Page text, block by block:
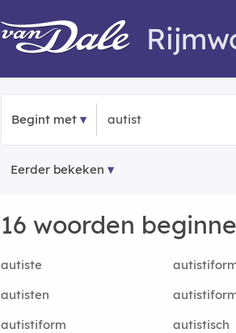
Begint met
Eerder bekeken
16 woorden
autiste
autisten
autistiform
autistisch